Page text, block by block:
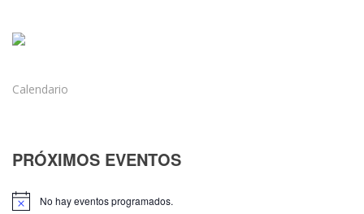
Calendario
PRÓXIMOS EVENTOS
Aviso No hay eventos programados.